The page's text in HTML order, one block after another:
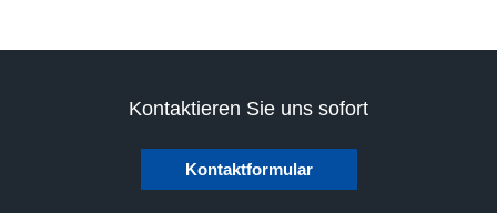
Kontaktieren Sie uns sofort
Kontaktformular